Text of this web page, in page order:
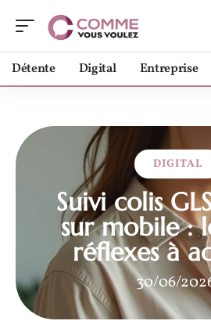
Détente Digital Entreprise
DIGITAL
Suivi colis
sur mobile :
réflexes à
30/06/